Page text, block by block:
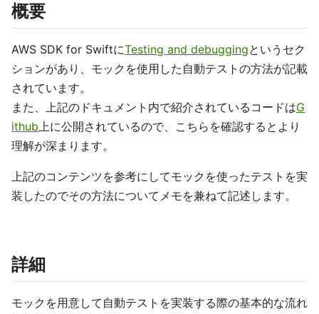
概要
AWS SDK for SwiftにTesting and debuggingというセク
ションがあり、モックを使用した自動テストの方法が記載
されています。
また、上記のドキュメント内で紹介されているコードはG
ithub上に公開されているので、こちらを確認するとより
理解が深まります。
上記のコンテンツを参考にしてモックを使ったテストを実
装したのでその方法についてメモを兼ねて記述します。
詳細
モックを用意して自動テストを実装する際の基本的な流れ